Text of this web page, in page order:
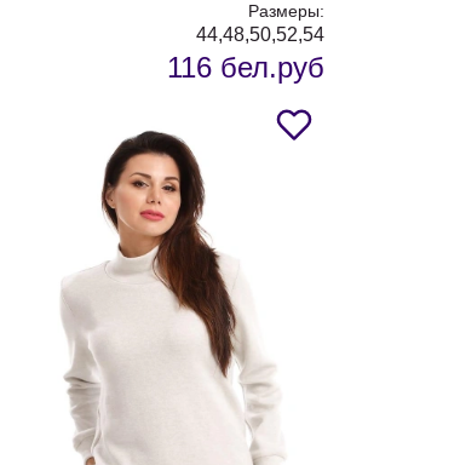
Размеры:
44,48,50,52,54
116 бел.руб